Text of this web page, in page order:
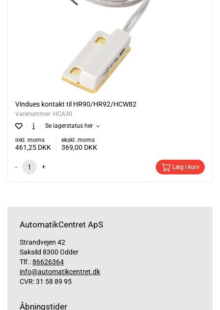
Vindues kontakt til HR90/HR92/HCW82
Varenummer: HCA30
Se lagerstatus her
inkl. moms
461,25 DKK
ekskl. moms
369,00 DKK
- + Læg i kurv
AutomatikCentret ApS
Strandvejen 42
Saksild 8300 Odder
Tlf.:86626364
info@automatikcentret.dk
CVR: 31 58 89 95
Åbningstider